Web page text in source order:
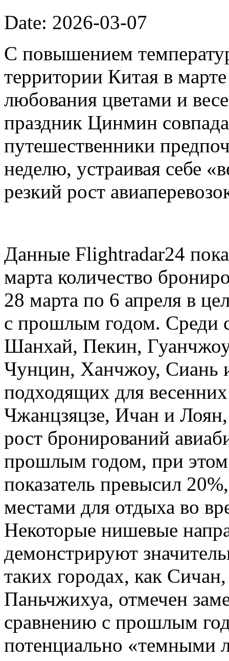
Date: 2026-03-07
С повышением
территории Китая в
любования цветами и
праздник Цинмин
путешественники
неделю, устраивая себе
резкий рост
Данные Flightradar24
марта количество
28 марта по 6 апреля в
с прошлым годом. Среди
Шанхай, Пекин,
Чунцин, Ханчжоу, Сиань
подходящих для
Чжанцзяцзе, Ичан и
рост бронирований
прошлым годом, при
показатель превысил
местами для отдыха во
Некоторые нишевые
демонстрируют
таких городах, как
Паньчжихуа, отмечен
сравнению с прошлым
потенциально «темными